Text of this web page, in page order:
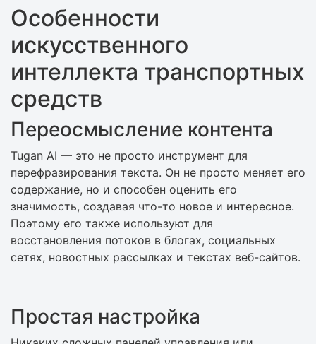
Особенности
искусственного
интеллекта транспортных
средств
Переосмысление контента
Tugan AI — это не просто инструмент для
перефразирования текста. Он не просто меняет его
содержание, но и способен оценить его
значимость, создавая что-то новое и интересное.
Поэтому его также используют для
восстановления потоков в блогах, социальных
сетях, новостных рассылках и текстах веб-сайтов.
Простая настройка